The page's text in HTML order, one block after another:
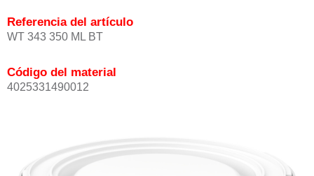
Referencia del artículo
WT 343 350 ML BT
Código del material
4025331490012